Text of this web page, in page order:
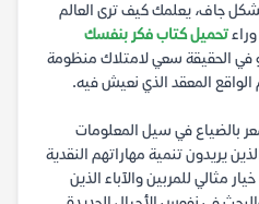
جاف، يعلمك كيف ترى العالم
تحميل كتاب فكر بنفسك
في الحقيقة سعي لامتلاك منظومة
المعقد الذي نعيش فيه.
بالضياع في سيل المعلومات
يريدون تنمية مهاراتهم النقدية
مثالي للمربين والآباء الذين